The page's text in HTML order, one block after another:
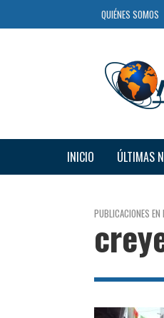
QUIÉNES SOMOS
INICIO ÚLTIMAS
PUBLICACIONES EN